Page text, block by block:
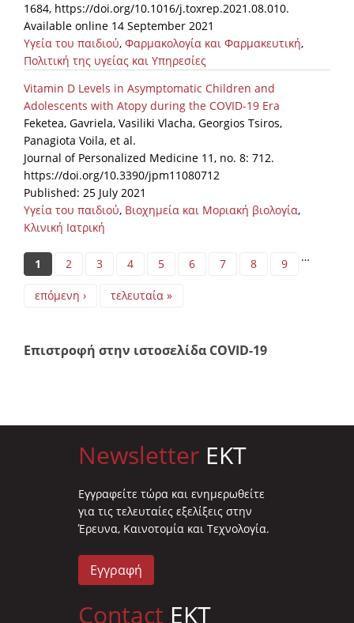
1684, https://doi.org/10.1016/j.toxrep.2021.08.010.
Available online 14 September 2021
Υγεία του παιδιού, Φαρμακολογία και Φαρμακευτική,
Πολιτική της υγείας και Υπηρεσίες
Vitamin D Levels in Asymptomatic Children and
Adolescents with Atopy during the COVID-19 Era
Feketea, Gavriela, Vasiliki Vlacha, Georgios Tsiros,
Panagiota Voila, et al.
Journal of Personalized Medicine 11, no. 8: 712.
https://doi.org/10.3390/jpm11080712
Published: 25 July 2021
Υγεία του παιδιού, Βιοχημεία και Μοριακή βιολογία,
Κλινική Ιατρική
Pages
1 2 3 4 5 6 7 8 9 …
επόμενη › τελευταία »
Επιστροφή στην ιστοσελίδα COVID-19
Newsletter EKT
Eγγραφείτε τώρα και ενημερωθείτε
για τις τελευταίες εξελίξεις στην
Έρευνα, Καινοτομία και Τεχνολογία.
Εγγραφή
Contact EKT